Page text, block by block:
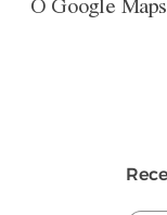
O Google